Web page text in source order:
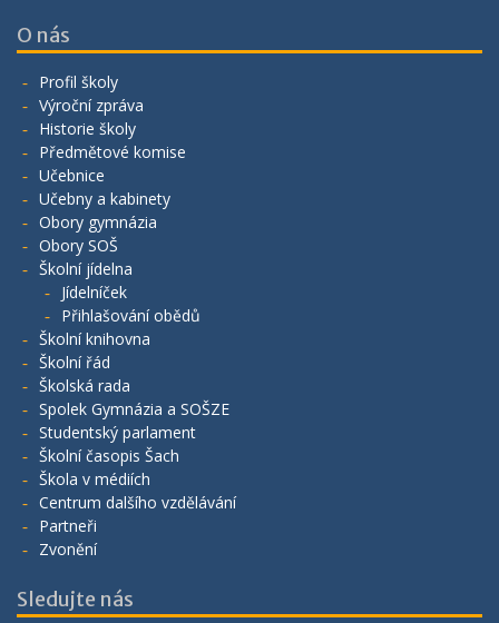
O nás
Profil školy
Výroční zpráva
Historie školy
Předmětové komise
Učebnice
Učebny a kabinety
Obory gymnázia
Obory SOŠ
Školní jídelna
Jídelníček
Přihlašování obědů
Školní knihovna
Školní řád
Školská rada
Spolek Gymnázia a SOŠZE
Studentský parlament
Školní časopis Šach
Škola v médiích
Centrum dalšího vzdělávání
Partneři
Zvonění
Sledujte nás